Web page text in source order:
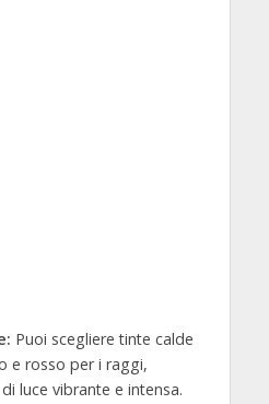
Puoi scegliere tinte calde
e rosso per i raggi,
luce vibrante e intensa.